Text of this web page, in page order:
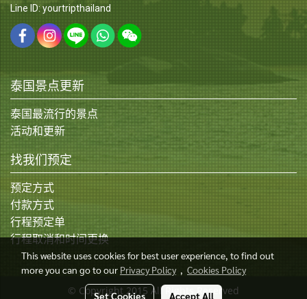
Line ID: yourtripthailand
泰国景点更新
泰国最流行的景点
活动和更新
找我们预定
预定方式
付款方式
行程预定单
行程取消和时间更换
© Copyright 2015 All Rights Reserved
This website uses cookies for best user experience, to find out
more you can go to our Privacy Policy, Cookies Policy
Set Cookies Accept All